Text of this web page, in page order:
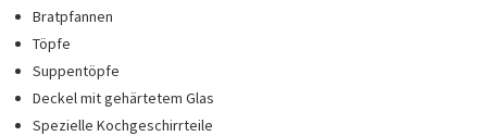
Bratpfannen
Töpfe
Suppentöpfe
Deckel mit gehärtetem Glas
Spezielle Kochgeschirrteile